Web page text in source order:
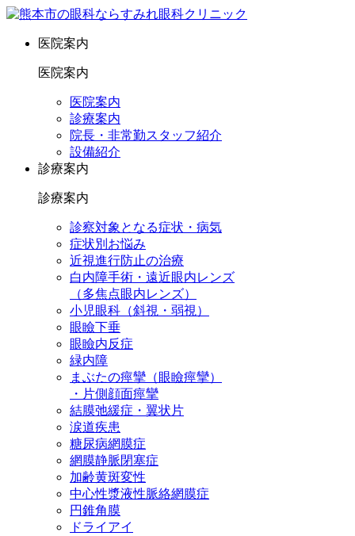
医院案内
医院案内
医院案内
診療案内
院長・非常勤スタッフ紹介
設備紹介
診療案内
診療案内
診察対象となる症状・病気
症状別お悩み
近視進行防止の治療
白内障手術・遠近眼内レンズ
（多焦点眼内レンズ）
小児眼科（斜視・弱視）
眼瞼下垂
眼瞼内反症
緑内障
まぶたの痙攣（眼瞼痙攣）
・片側顔面痙攣
結膜弛緩症・翼状片
涙道疾患
糖尿病網膜症
網膜静脈閉塞症
加齢黄斑変性
中心性漿液性脈絡網膜症
円錐角膜
ドライアイ